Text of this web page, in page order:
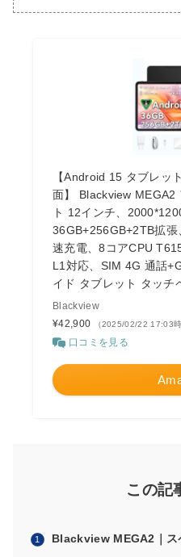
【Android 15 タブレッ
面】 Blackview MEGA2
ト 12インチ、
36GB+256GB+2TB拡
速充電、8コアCPU
L1対応、SIM 4G 通話
イド タブレット タッチ
Blackview
¥42,900
（2025/02/22 17:03
口コミを見る
この記
Blackview MEGA2｜ス